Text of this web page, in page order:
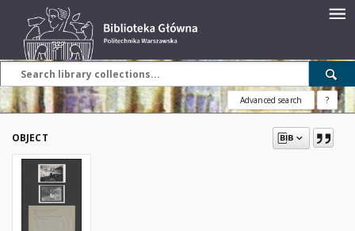
Advanced search ?
OBJECT